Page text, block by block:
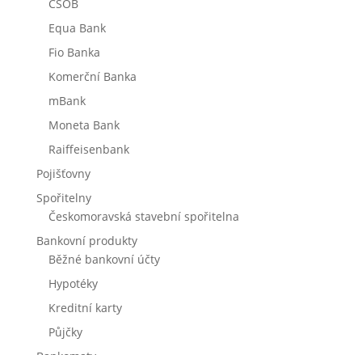
ČSOB
Equa Bank
Fio Banka
Komerční Banka
mBank
Moneta Bank
Raiffeisenbank
Pojišťovny
Spořitelny
Českomoravská stavební spořitelna
Bankovní produkty
Běžné bankovní účty
Hypotéky
Kreditní karty
Půjčky